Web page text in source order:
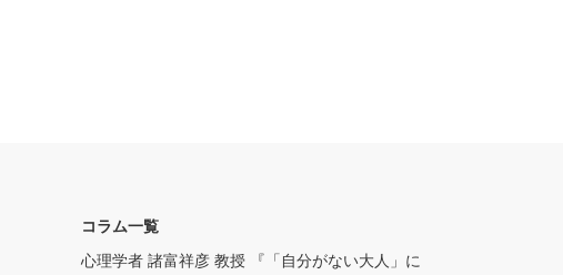
コラム一覧
心理学者 諸富祥彦 教授 『「自分がない大人」に